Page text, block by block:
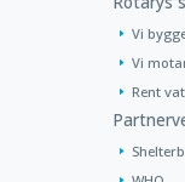
Vi
Vi
Rent